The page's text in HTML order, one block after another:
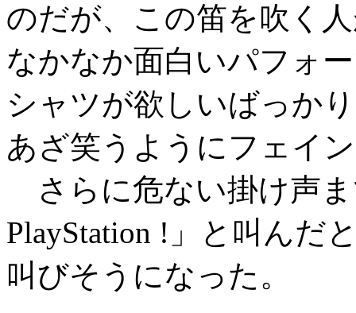
のだが、この笛を吹く
なかなか面白いパフォ
シャツが欲しいばっか
あざ笑うようにフェイ
さらに危ない掛け声
PlayStation !」と叫んだ
叫びそうになった。